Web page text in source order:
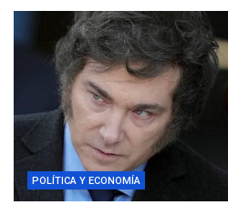
POLÍTICA Y ECONOMÍA